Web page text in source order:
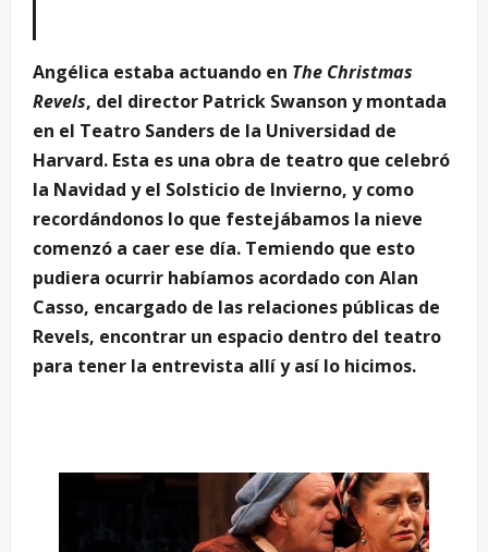
Angélica estaba actuando en The Christmas
Revels, del director Patrick Swanson y montada
en el Teatro Sanders de la Universidad de
Harvard. Esta es una obra de teatro que celebró
la Navidad y el Solsticio de Invierno, y como
recordándonos lo que festejábamos la nieve
comenzó a caer ese día. Temiendo que esto
pudiera ocurrir habíamos acordado con Alan
Casso, encargado de las relaciones públicas de
Revels, encontrar un espacio dentro del teatro
para tener la entrevista allí y así lo hicimos.